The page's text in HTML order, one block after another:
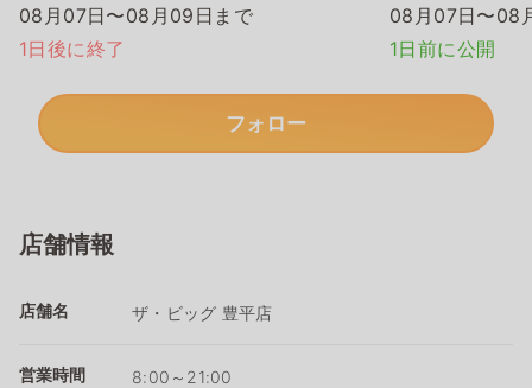
08月07日〜08月09日まで
1日後に終了
08月07日〜08
1日前に公開
フォロー
店舗情報
店舗名 ザ・ビッグ 豊平店
営業時間 8:00～21:00